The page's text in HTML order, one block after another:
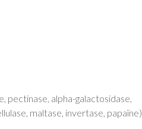
pectinase, alpha-galactosidase,
maltase, invertase, papaïne),